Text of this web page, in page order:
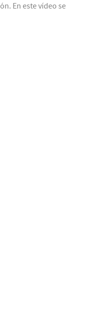
En este vídeo se